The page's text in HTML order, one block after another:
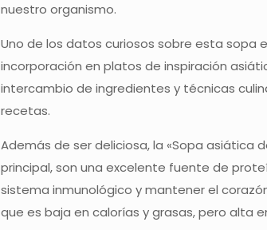
nuestro organismo.
Uno de los datos curiosos sobre esta sopa
incorporación en platos de inspiración
intercambio de ingredientes y técnicas
recetas.
Además de ser deliciosa, la «Sopa asiática
principal, son una excelente fuente de
sistema inmunológico y mantener el
que es baja en calorías y grasas, pero alta